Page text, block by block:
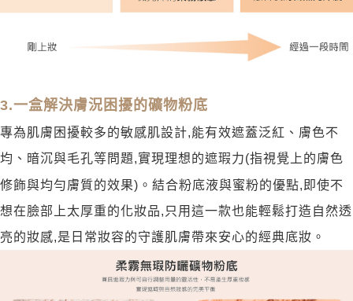
3.一盒解決膚況困擾的礦物粉底
專為肌膚困擾較多的敏感肌設計,能有效遮蓋泛紅、膚色不
均、暗沉與毛孔等問題,實現理想的遮瑕力(指視覺上的膚色
修飾與均勻膚質的效果)。結合粉底液與蜜粉的優點,即使不
想在臉部上太厚重的化妝品,只用這一款也能輕鬆打造自然透
亮的妝感,是日常妝容的守護肌膚帶來安心的經典底妝。